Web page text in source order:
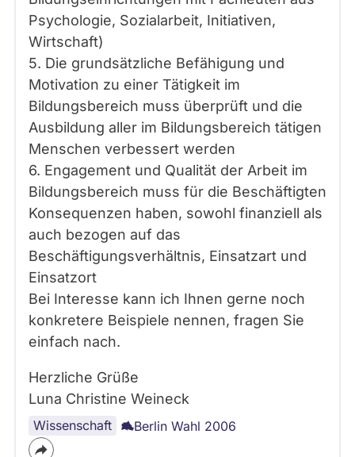
Psychologie, Sozialarbeit, Initiativen,
Wirtschaft)
5. Die grundsätzliche Befähigung und
Motivation zu einer Tätigkeit im
Bildungsbereich muss überprüft und die
Ausbildung aller im Bildungsbereich tätigen
Menschen verbessert werden
6. Engagement und Qualität der Arbeit im
Bildungsbereich muss für die Beschäftigten
Konsequenzen haben, sowohl finanziell als
auch bezogen auf das
Beschäftigungsverhältnis, Einsatzart und
Einsatzort
Bei Interesse kann ich Ihnen gerne noch
konkretere Beispiele nennen, fragen Sie
einfach nach.
Herzliche Grüße
Luna Christine Weineck
Wissenschaft Berlin Wahl 2006